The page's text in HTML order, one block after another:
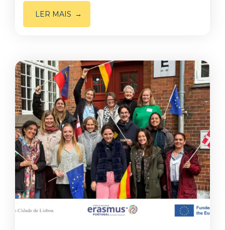
LER MAIS